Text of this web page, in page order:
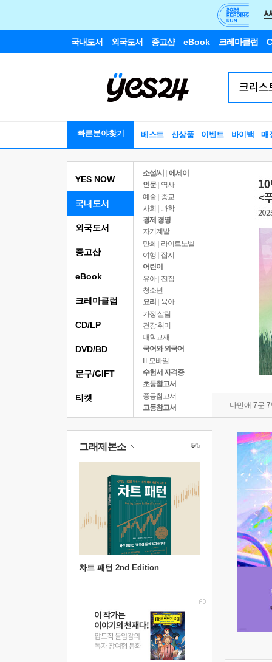
국내도서 외국도서 중고샵 eBook 크레마클럽
빠른분야찾기 베스트 신상품 이벤트 바이백 매
YES NOW
국내도서
소설/시
에세이
인문
역사
예술 | 종교
사회 | 과학
경제 경영
자기계발
만화 | 라이트노벨
여행
잡지
어린이
유아 | 전집
청소년
요리
육아
가정 살림
건강 취미
대학교재
국어와 외국어
IT 모바일
수험서 자격증
초등참고서
중등참고서
고등참고서
나민애 7문
외국도서
중고샵
eBook
크레마클럽
CD/LP
DVD/BD
문구/GIFT
티켓
그래제본소
차트 패턴 2nd Edition
5/5